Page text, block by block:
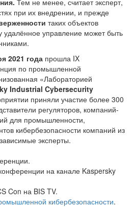
при их внедрении, и прежде
таких объектов
удалённое управление может быть
2021 года прошла IX
по промышленной
«Лабораторией
Industrial Cybersecurity
приняли участие более 300
регуляторов, компаний-
для промышленности,
кибербезопасности компаний из
эксперты.
на канале Kaspersky
Con на BIS TV.
кибербезопасности.